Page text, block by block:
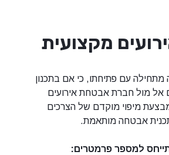
מקצועית
מתחילה עם פתיחתו, כי אם בתכנון
אל מול חברת אבטחת אירועים
מיפוי מוקדם של הצרכים
אבטחה מותאמת.
למספר פרמטרים: